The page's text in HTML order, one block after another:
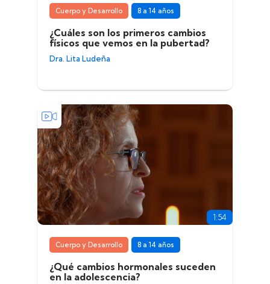
Cuerpo y Desarrollo 8 a 14 años
¿Cuáles son los primeros cambios
físicos que vemos en la pubertad?
Dra. Lita Ludeña
1:54
Cuerpo y Desarrollo 8 a 14 años
¿Qué cambios hormonales suceden
en la adolescencia?